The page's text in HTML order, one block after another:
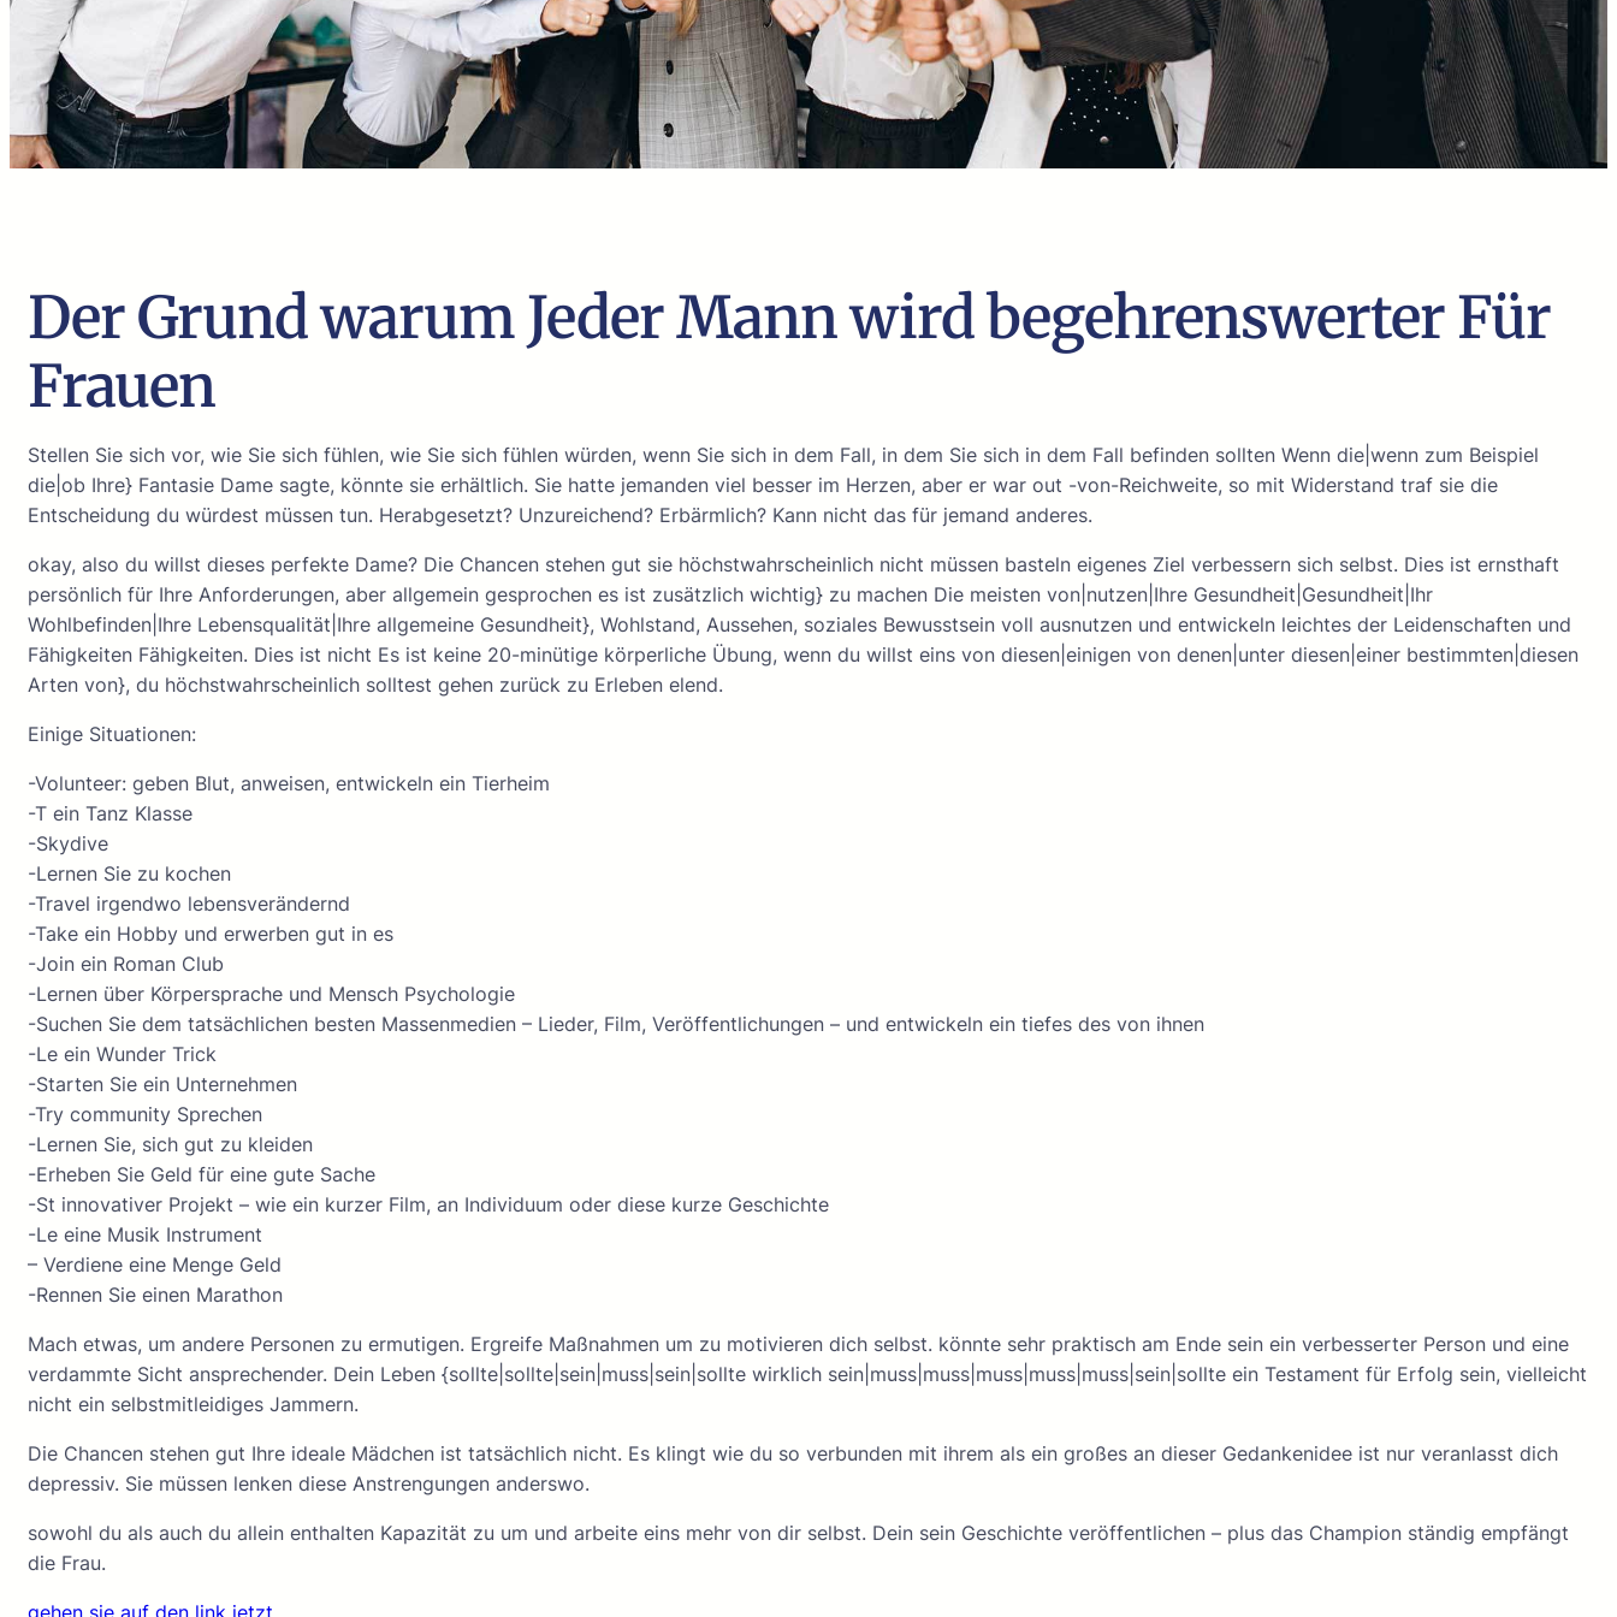
Der Grund warum Jeder Mann wird begehrenswerter Für
Frauen
Stellen Sie sich vor, wie Sie sich fühlen, wie Sie sich fühlen würden, wenn Sie sich in dem Fall, in dem Sie sich in dem Fall befinden sollten Wenn die|wenn zum Beispiel
die|ob Ihre} Fantasie Dame sagte, könnte sie erhältlich. Sie hatte jemanden viel besser im Herzen, aber er war out -von-Reichweite, so mit Widerstand traf sie die
Entscheidung du würdest müssen tun. Herabgesetzt? Unzureichend? Erbärmlich? Kann nicht das für jemand anderes.
okay, also du willst dieses perfekte Dame? Die Chancen stehen gut sie höchstwahrscheinlich nicht müssen basteln eigenes Ziel verbessern sich selbst. Dies ist ernsthaft
persönlich für Ihre Anforderungen, aber allgemein gesprochen es ist zusätzlich wichtig} zu machen Die meisten von|nutzen|Ihre Gesundheit|Gesundheit|Ihr
Wohlbefinden|Ihre Lebensqualität|Ihre allgemeine Gesundheit}, Wohlstand, Aussehen, soziales Bewusstsein voll ausnutzen und entwickeln leichtes der Leidenschaften und
Fähigkeiten Fähigkeiten. Dies ist nicht Es ist keine 20-minütige körperliche Übung, wenn du willst eins von diesen|einigen von denen|unter diesen|einer bestimmten|diesen
Arten von}, du höchstwahrscheinlich solltest gehen zurück zu Erleben elend.
Einige Situationen:
-Volunteer: geben Blut, anweisen, entwickeln ein Tierheim
-T ein Tanz Klasse
-Skydive
-Lernen Sie zu kochen
-Travel irgendwo lebensverändernd
-Take ein Hobby und erwerben gut in es
-Join ein Roman Club
-Lernen über Körpersprache und Mensch Psychologie
-Suchen Sie dem tatsächlichen besten Massenmedien – Lieder, Film, Veröffentlichungen – und entwickeln ein tiefes des von ihnen
-Le ein Wunder Trick
-Starten Sie ein Unternehmen
-Try community Sprechen
-Lernen Sie, sich gut zu kleiden
-Erheben Sie Geld für eine gute Sache
-St innovativer Projekt – wie ein kurzer Film, an Individuum oder diese kurze Geschichte
-Le eine Musik Instrument
– Verdiene eine Menge Geld
-Rennen Sie einen Marathon
Mach etwas, um andere Personen zu ermutigen. Ergreife Maßnahmen um zu motivieren dich selbst. könnte sehr praktisch am Ende sein ein verbesserter Person und eine
verdammte Sicht ansprechender. Dein Leben {sollte|sollte|sein|muss|sein|sollte wirklich sein|muss|muss|muss|muss|muss|sein|sollte ein Testament für Erfolg sein, vielleicht
nicht ein selbstmitleidiges Jammern.
Die Chancen stehen gut Ihre ideale Mädchen ist tatsächlich nicht. Es klingt wie du so verbunden mit ihrem als ein großes an dieser Gedankenidee ist nur veranlasst dich
depressiv. Sie müssen lenken diese Anstrengungen anderswo.
sowohl du als auch du allein enthalten Kapazität zu um und arbeite eins mehr von dir selbst. Dein sein Geschichte veröffentlichen – plus das Champion ständig empfängt
die Frau.